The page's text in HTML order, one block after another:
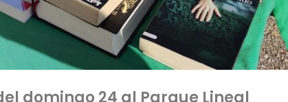
domingo 24 al Parque Lineal